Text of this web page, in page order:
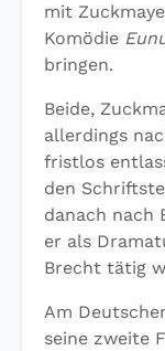
mit
Komödie
bringen.
Beide,
allerdings
fristlos
den
danach nach
er als
Brecht tätig
Am
seine zweite